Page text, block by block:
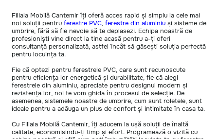
Filiala Mobilă Cantemir îți oferă acces rapid și simplu la cele mai
noi soluții pentru ferestre PVC, ferestre din aluminiu și sisteme de
umbrire, fără să fie nevoie să te deplasezi. Echipa noastră de
profesioniști vine direct la tine acasă pentru a-ți oferi
consultanță personalizată, astfel încât să găsești soluția perfectă
pentru locuința ta.
Fie că optezi pentru ferestrele PVC, care sunt recunoscute
pentru eficiența lor energetică și durabilitate, fie că alegi
ferestrele din aluminiu, apreciate pentru designul modern și
rezistența lor, noi te vom ghida în procesul de selecție. De
asemenea, sistemele noastre de umbrire, cum sunt roletele, sunt
ideale pentru a adăuga un plus de confort și intimitate în casa ta.
Cu Filiala Mobilă Cantemir, îți aducem la ușă soluții de înaltă
calitate, economisindu-ți timp și efort. Programează o vizită cu